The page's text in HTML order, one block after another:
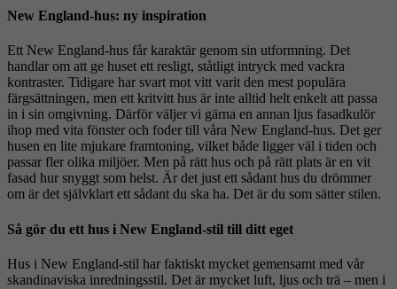
New England-hus: ny inspiration
Ett New England-hus får karaktär genom sin utformning. Det
handlar om att ge huset ett resligt, ståtligt intryck med vackra
kontraster. Tidigare har svart mot vitt varit den mest populära
färgsättningen, men ett kritvitt hus är inte alltid helt enkelt att passa
in i sin omgivning. Därför väljer vi gärna en annan ljus fasadkulör
ihop med vita fönster och foder till våra New England-hus. Det ger
husen en lite mjukare framtoning, vilket både ligger väl i tiden och
passar fler olika miljöer. Men på rätt hus och på rätt plats är en vit
fasad hur snyggt som helst. Är det just ett sådant hus du drömmer
om är det självklart ett sådant du ska ha. Det är du som sätter stilen.
Så gör du ett hus i New England-stil till ditt eget
Hus i New England-stil har faktiskt mycket gemensamt med vår
skandinaviska inredningsstil. Det är mycket luft, ljus och trä – men i